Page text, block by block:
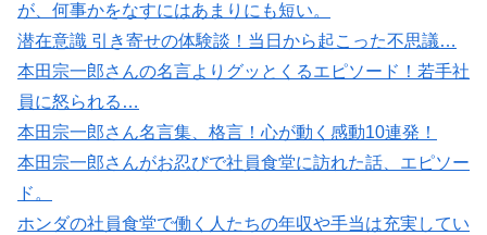
が、何事かをなすにはあまりにも短い。
潜在意識 引き寄せの体験談！当日から起こった不思議…
本田宗一郎さんの名言よりグッとくるエピソード！若手社
員に怒られる…
本田宗一郎さん名言集、格言！心が動く感動10連発！
本田宗一郎さんがお忍びで社員食堂に訪れた話、エピソー
ド。
ホンダの社員食堂で働く人たちの年収や手当は充実してい